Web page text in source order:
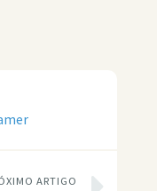
ARTIGO